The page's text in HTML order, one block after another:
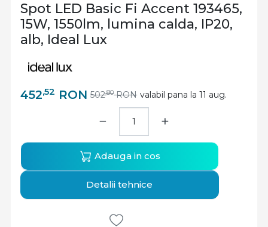
Spot LED Basic Fi Accent 193465,
15W, 1550lm, lumina calda, IP20,
alb, Ideal Lux
452,52 RON 502,80 RON valabil pana la 11 aug.
− +
Adauga in cos
Detalii tehnice